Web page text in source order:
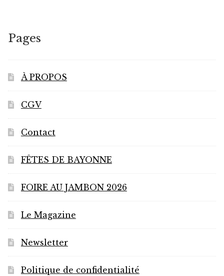
Pages
À PROPOS
CGV
Contact
FÊTES DE BAYONNE
FOIRE AU JAMBON 2026
Le Magazine
Newsletter
Politique de confidentialité